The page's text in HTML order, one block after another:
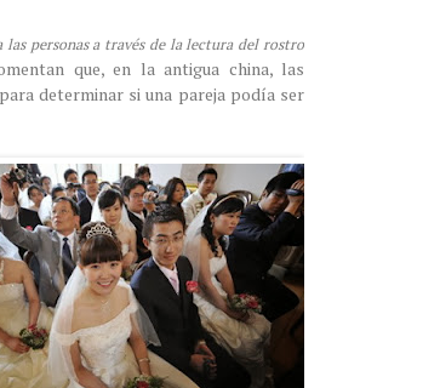
las personas a través de la lectura del rostro
que, en la antigua china, las
determinar si una pareja podía ser